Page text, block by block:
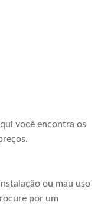
você encontra os
ou mau uso
por um